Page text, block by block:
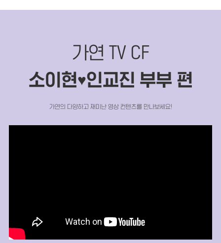
가연 TV CF
소이현♥인교진 부부 편
가연의 다양하고 재미난 영상 컨텐츠를 만나보세요!